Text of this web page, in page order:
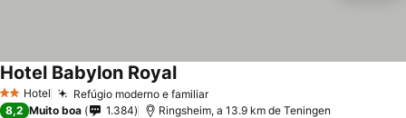
2 Estrelas
Hotel Refúgio moderno e familiarVer preços
Hotel Babylon RoyalVer preços
8,2 Muito boa 1.384 Ringsheim, a 13.9 km de Teningen